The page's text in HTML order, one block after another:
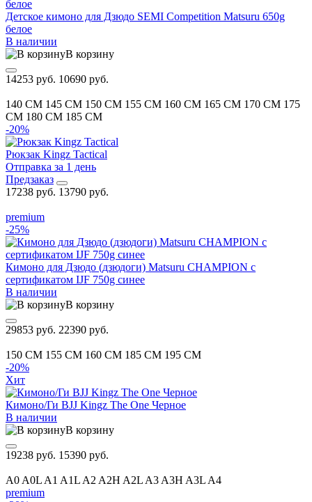
Детское кимоно для Дзюдо SEMI Competition Matsuru 650g
белое
В наличии
В корзину
14253 руб. 10690 руб.
140 CM 145 CM 150 CM 155 CM 160 CM 165 CM 170 CM 175
CM 180 CM 185 CM
-20%
Рюкзак Kingz Tactical
Отправка за 1 день
Предзаказ
17238 руб. 13790 руб.
premium
-25%
Кимоно для Дзюдо (дзюдоги) Matsuru CHAMPION с
сертификатом IJF 750g синее
В наличии
В корзину
29853 руб. 22390 руб.
150 CM 155 CM 160 CM 185 CM 195 CM
-20%
Хит
Кимоно/Ги BJJ Kingz The One Черное
В наличии
В корзину
19238 руб. 15390 руб.
A0 A0L A1 A1L A2 A2H A2L A3 A3H A3L A4
premium